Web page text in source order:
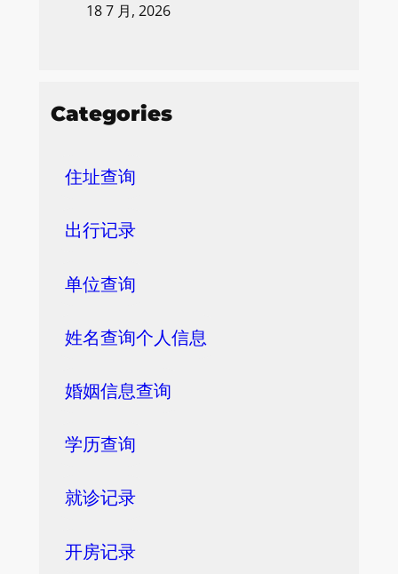
18 7 月, 2026
Categories
住址查询
出行记录
单位查询
姓名查询个人信息
婚姻信息查询
学历查询
就诊记录
开房记录